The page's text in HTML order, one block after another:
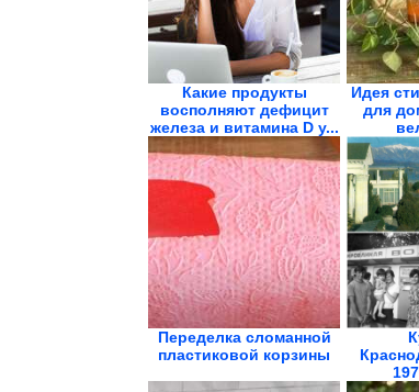
Какие продукты
восполняют дефицит
железа и витамина D у...
Идея
для
Переделка сломанной
пластиковой корзины